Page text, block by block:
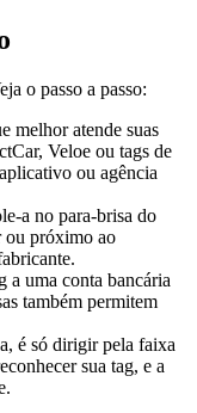
o passo a passo:
melhor atende suas
Veloe ou tags de
ou agência
a no para-brisa do
ou próximo ao
a uma conta bancária
também permitem
é só dirigir pela faixa
sua tag, e a